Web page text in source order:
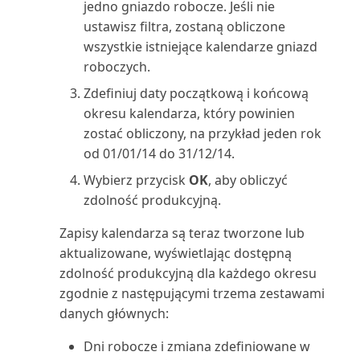
Zarządzanie intencją dostępu do
bazy danych w B...
Zarządzanie magazynem przez
usuwanie dokumentów...
Zarządzanie synchronizacją
Zarządzanie szyfrowaniem
danych | Microsoft Docs
Zarządzanie ustawieniami i
preferencjami użytko...
Zarządzanie użytkownikami i
rolami
Opóźnione płatności
(Należności)
Plan kont zrównoważonego
rozwoju i księga
Planowanie zadań korygowania
i uzgadniania kosz...
Polecenie zapłaty SEPA w
Business Central
Porównanie z budżetem
Praca z okresami
obrachunkowymi i latami
obrach...
Używanie danych do tworzenia
aplikacji | Micros...
Używanie map online do
znajdowania lokalizacji ...
Używanie OCR do
przekształcania PDF w e-faktury
Używanie programu Excel do
importowania danych
Używanie przepływów Power
Automate w Business C...
Używanie przepływów pracy
zatwierdzania
Skrócona klawiaturowa
instrukcja obsługi: tylk...
Skróty klawiaturowe
Sortowanie, wyszukiwanie i
filtrowanie danych n...
Tworzenie serii numeracji
Tworzenie użytkowników
zgodnie z licencjami
Tworzenie zakładki do strony
lub raportu w cent...
Udostępnianie i eksportowanie
Lista środków trwałych (raport)
Miejsce użycia (najwyższy
poziom) (raport)
Montaż na zamówienie:
Sprzedaż: informacje (r...
Nabywca: Lista 10
najważniejszych Excel (rapor...
Nabywca: podsumowanie
zamówień (raport)
Nabywca: Saldo do dnia (raport)
(raport)
jedno gniazdo robocze. Jeśli nie
ustawisz filtra, zostaną obliczone
wszystkie istniejące kalendarze gniazd
roboczych.
Zdefiniuj daty początkową i końcową
okresu kalendarza, który powinien
zostać obliczony, na przykład jeden rok
od 01/01/14 do 31/12/14.
Wybierz przycisk OK, aby obliczyć
zdolność produkcyjną.
Zapisy kalendarza są teraz tworzone lub
aktualizowane, wyświetlając dostępną
zdolność produkcyjną dla każdego okresu
zgodnie z następującymi trzema zestawami
danych głównych:
Dni robocze i zmiana zdefiniowane w